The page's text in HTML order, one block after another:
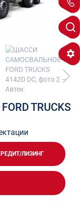
TRUCKS
ЛИЗИНГ